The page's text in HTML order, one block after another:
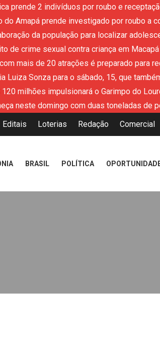
prende 2 indivíduos por roubo e
do Amapá prende investigado por roubo a
da população para localizar
de crime sexual contra criança em Macapá
mais de 20 atrações é preparado para
Luiza Sonza para o sábado, 15, que
milhões impulsionará o Garimpo do
neste domingo com duas toneladas de
Editais Loterias Redação Comercial
BRASIL POLÍTICA